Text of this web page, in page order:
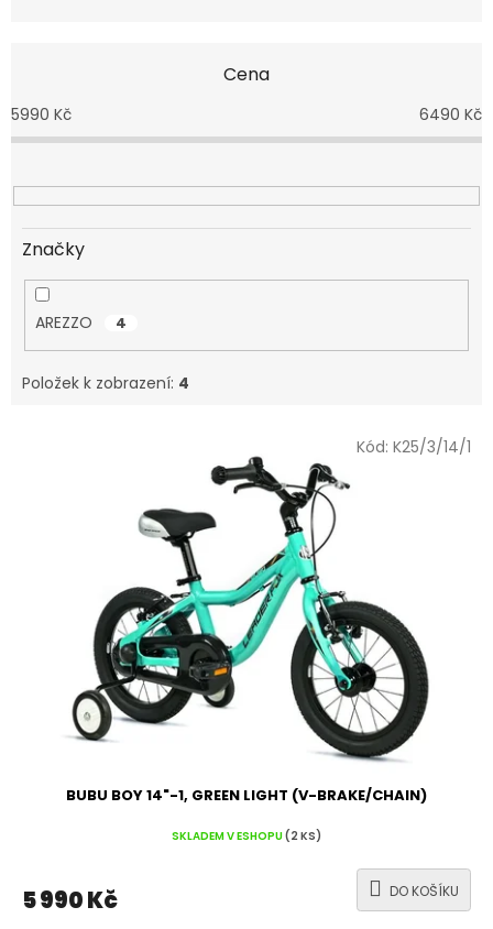
p
r
o
u
Cena
5990 Kč 6490 Kč
Značky
AREZZO 4
Položek k zobrazení: 4
BUBU BOY 14"-1, GREEN LIGHT (V-BRAKE/CHAIN)
SKLADEM V ESHOPU(2 KS)
5 990 Kč DO KOŠÍKU
Kód: K25/3/14/1